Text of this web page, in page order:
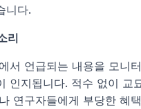
니다.
리
서 언급되는 내용을 모니
인지됩니다. 적수 없이 교
연구자들에게 부당한 혜